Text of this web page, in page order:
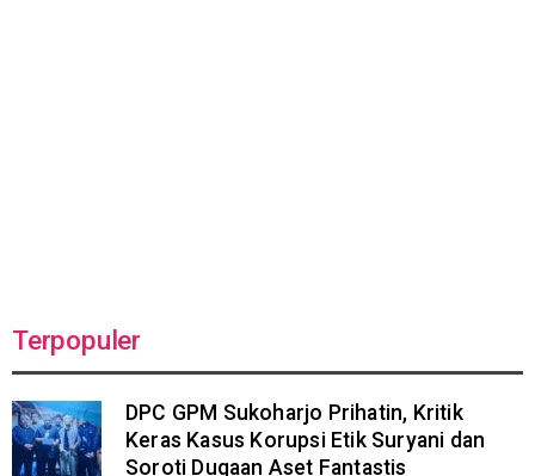
Terpopuler
DPC GPM Sukoharjo Prihatin, Kritik
Keras Kasus Korupsi Etik Suryani dan
Soroti Dugaan Aset Fantastis